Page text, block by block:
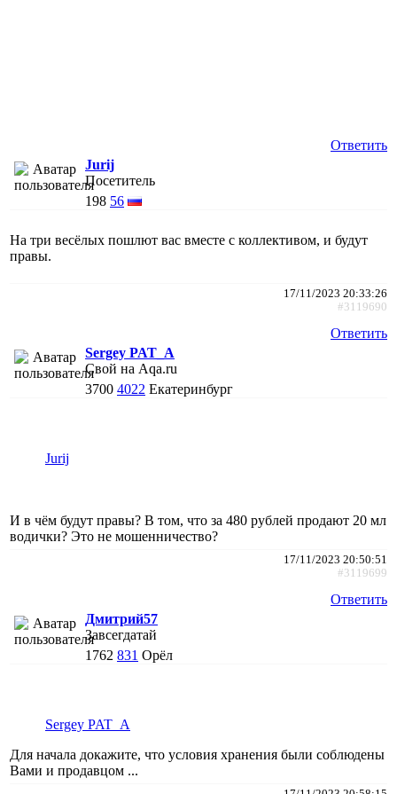
Ответить
Jurij
Посетитель
198 56
На три весёлых пошлют вас вместе с коллективом, и будут
правы.
17/11/2023 20:33:26
#3119690
Ответить
Sergey PAT_A
Свой на Aqa.ru
3700 4022 Екатеринбург
Jurij
И в чём будут правы? В том, что за 480 рублей продают 20 мл
водички? Это не мошенничество?
17/11/2023 20:50:51
#3119699
Ответить
Дмитрий57
Завсегдатай
1762 831 Орёл
Sergey PAT_A
Для начала докажите, что условия хранения были соблюдены
Вами и продавцом ...